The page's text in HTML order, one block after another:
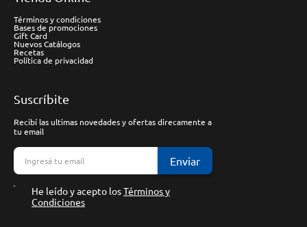
Términos y condiciones
Bases de promociones
Gift Card
Nuevos Catálogos
Recetas
Política de privacidad
Suscríbite
Recibí las ultimas novedades y ofertas direcamente a
tu email
Enviar
He leído y acepto losTérminos y
Condiciones